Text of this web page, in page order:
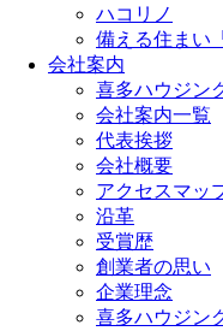
ハコリノ
備える住まい「
会社案内
喜多ハウジン
会社案内一覧
代表挨拶
会社概要
アクセスマッ
沿革
受賞歴
創業者の思い
企業理念
喜多ハウジン